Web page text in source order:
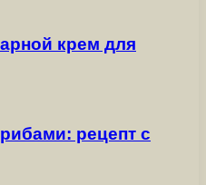
крем для
рецепт с